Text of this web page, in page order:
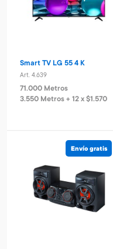
Smart TV LG 55 4 K
Art. 4.639
71.000 Metros
3.550 Metros + 12 x $1.570
Envío gratis